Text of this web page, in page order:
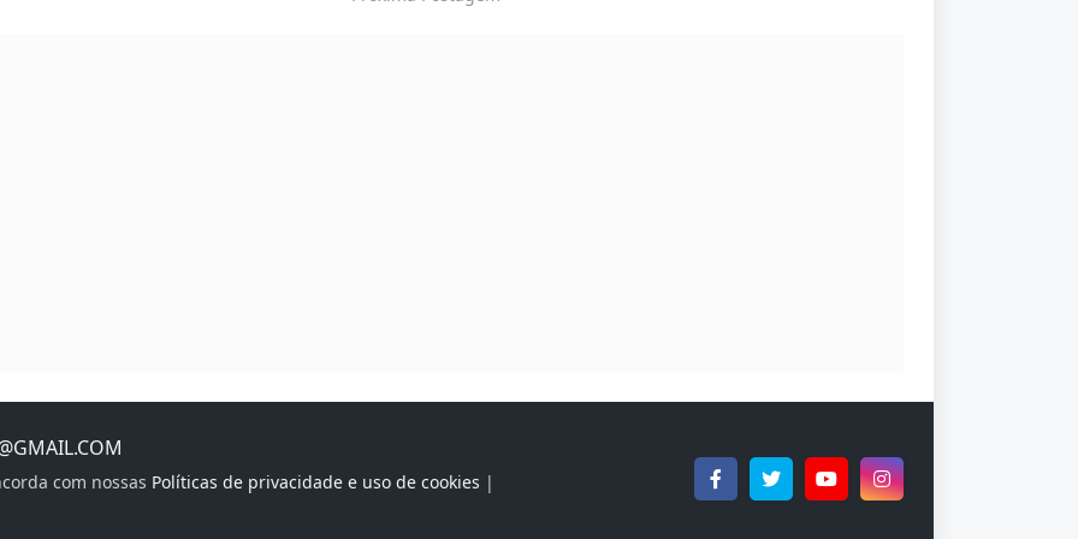
com nossas Políticas de privacidade e uso de cookies |